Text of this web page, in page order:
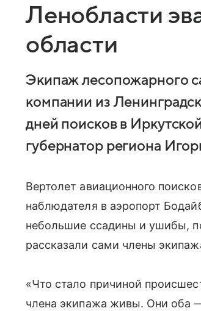
Ленобласти
области
Экипаж лесопожарного
компании из
дней поисков в
губернатор региона
Вертолет авиационного
наблюдателя в аэропорт
небольшие ссадины и ушибы,
рассказали сами члены
«Что стало причиной
члена экипажа живы. Они оба